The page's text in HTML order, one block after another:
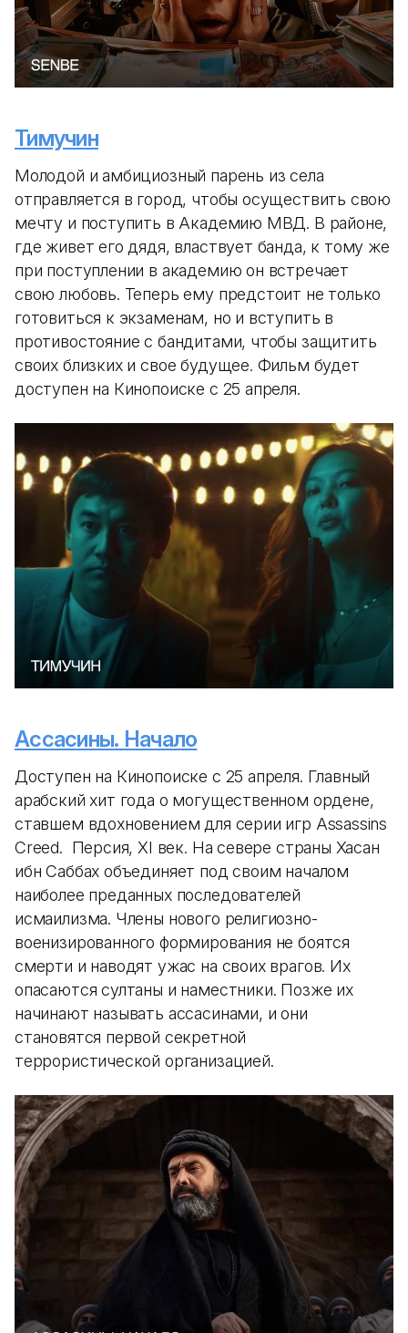
Тимучин
Молодой и амбициозный парень из села
отправляется в город, чтобы осуществить свою
мечту и поступить в Академию МВД. В районе,
где живет его дядя, властвует банда, к тому же
при поступлении в академию он встречает
свою любовь. Теперь ему предстоит не только
готовиться к экзаменам, но и вступить в
противостояние с бандитами, чтобы защитить
своих близких и свое будущее. Фильм будет
доступен на Кинопоиске с 25 апреля.
Ассасины. Начало
Доступен на Кинопоиске с 25 апреля. Главный
арабский хит года о могущественном ордене,
ставшем вдохновением для серии игр Assassins
Creed. Персия, XI век. На севере страны Хасан
ибн Саббах объединяет под своим началом
наиболее преданных последователей
исмаилизма. Члены нового религиозно-
военизированного формирования не боятся
смерти и наводят ужас на своих врагов. Их
опасаются султаны и наместники. Позже их
начинают называть ассасинами, и они
становятся первой секретной
террористической организацией.